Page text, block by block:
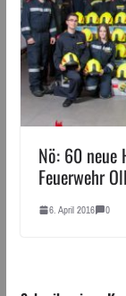
Nö: 60 neue
Feuerwehr
6. April 2016 0